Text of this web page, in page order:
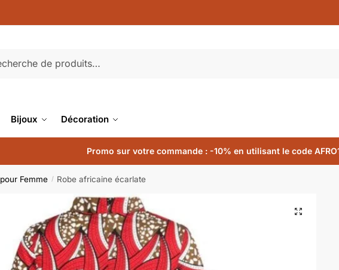
Bijoux Décoration
Promo sur votre commande : -10% en utilisant le code
Femme / Robe africaine écarlate
🔍